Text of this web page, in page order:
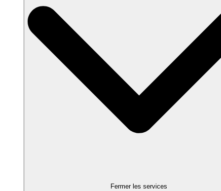
Fermer les services